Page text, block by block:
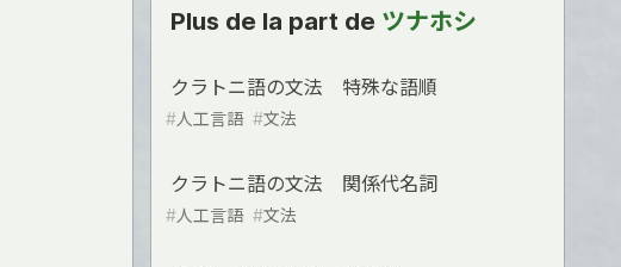
Plus de la part de ツナホシ
クラトニ語の文法 特殊な語順
#人工言語 #文法
クラトニ語の文法 関係代名詞
#人工言語 #文法